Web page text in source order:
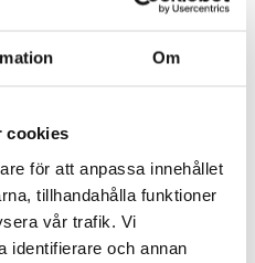
Om
cookies
för att anpassa innehållet
tillhandahålla funktioner
vår trafik. Vi
identifierare och annan